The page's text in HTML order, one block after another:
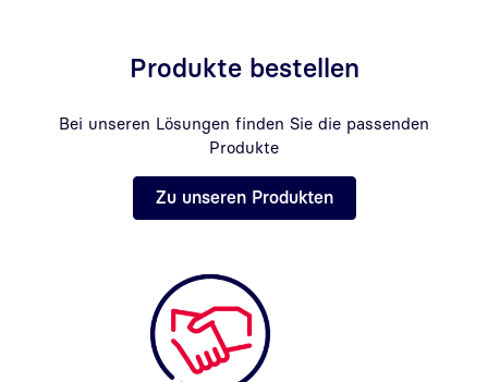
Produkte bestellen
Bei unseren Lösungen finden Sie die passenden
Produkte
Zu unseren Produkten